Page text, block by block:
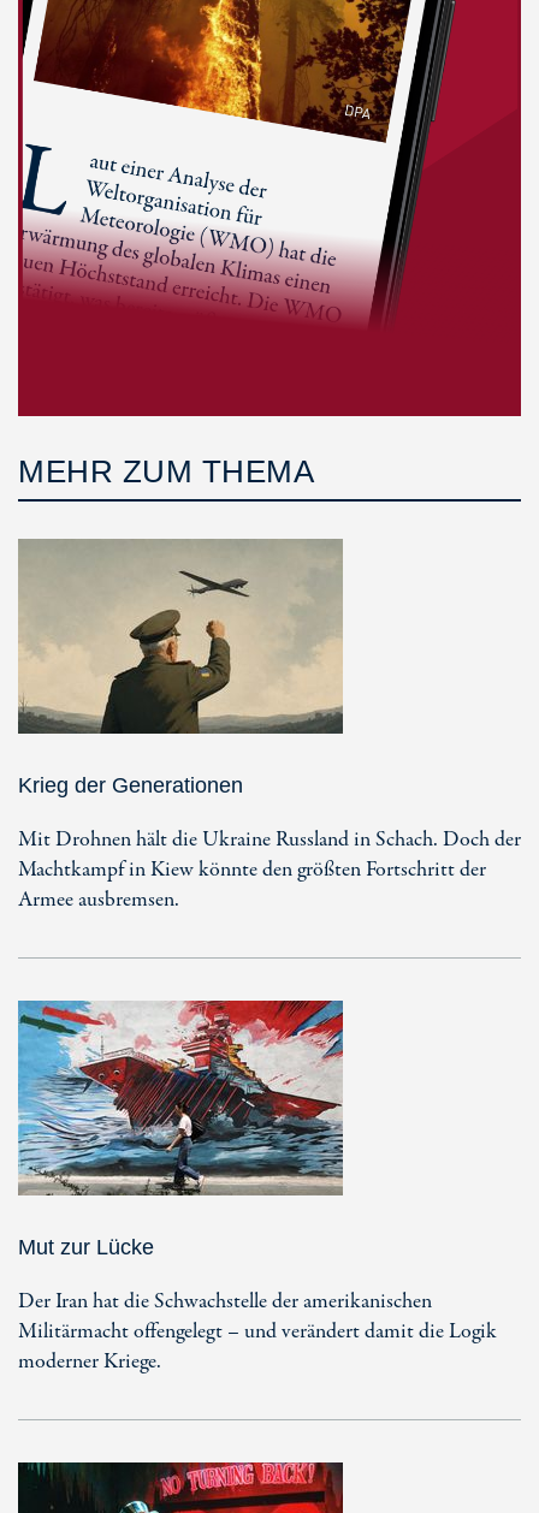
MEHR ZUM THEMA
Krieg der Generationen
Mit Drohnen hält die Ukraine Russland in Schach. Doch der
Machtkampf in Kiew könnte den größten Fortschritt der
Armee ausbremsen.
Mut zur Lücke
Der Iran hat die Schwachstelle der amerikanischen
Militärmacht offengelegt – und verändert damit die Logik
moderner Kriege.